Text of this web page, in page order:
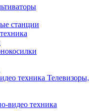
станции
Телевизоры,
видео техника